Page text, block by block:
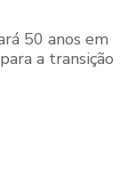
50 anos em
a transição